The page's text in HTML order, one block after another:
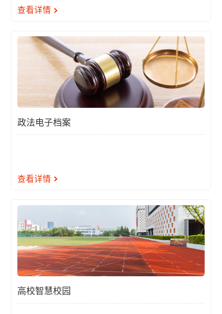
查看详情
政法电子档案
查看详情
高校智慧校园